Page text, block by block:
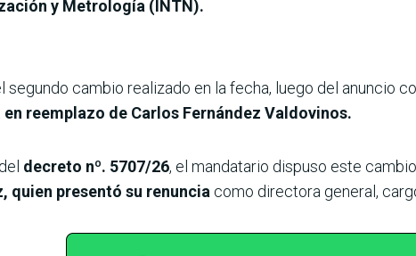
y Metrología (INTN).
segundo cambio realizado en la fecha, luego del anuncio
en reemplazo de Carlos Fernández Valdovinos.
decreto nº. 5707/26, el mandatario dispuso este
quien presentó su renuncia como directora general,